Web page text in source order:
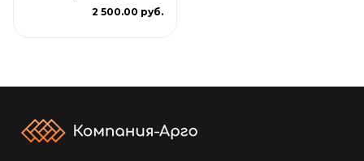
2 500.00 руб.